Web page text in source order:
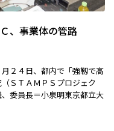
、事業体の管路
２４日、都内で「強靱で高
ＳＴＡＭＰＳプロジェク
委員長＝小泉明東京都立大